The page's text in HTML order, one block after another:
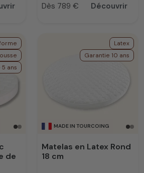
Prix
Dès 789 € Découvrir
ans
de
MADE IN TOURCOING
Latex
Garantie 10 ans
Matelas en Latex Rond
18 cm